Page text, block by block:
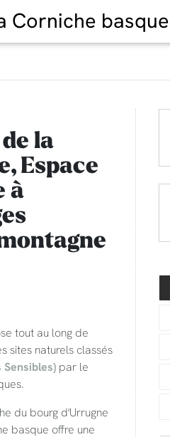
Corniche basque
la
Espace
à
tout au long de
sites naturels classés
Sensibles)par le
du bourg d'Urrugne
basque offre une